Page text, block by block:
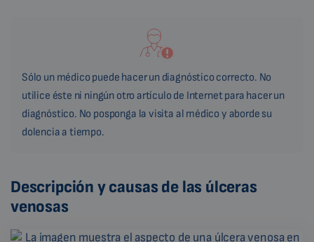
Sólo un médico puede hacer un diagnóstico correcto. No
utilice éste ni ningún otro artículo de Internet para hacer un
diagnóstico. No posponga la visita al médico y aborde su
dolencia a tiempo.
Descripción y causas de las úlceras
venosas